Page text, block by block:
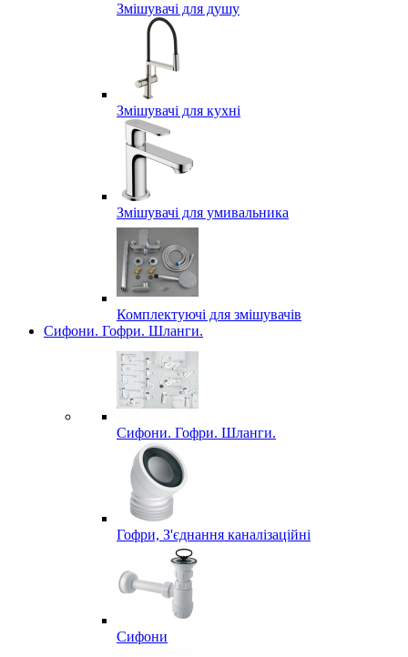
Змішувачі для душу
Змішувачі для кухні
Змішувачі для умивальника
Комплектуючі для змішувачів
Сифони. Гофри. Шланги.
Сифони. Гофри. Шланги.
Гофри, З'єднання каналізаційні
Сифони